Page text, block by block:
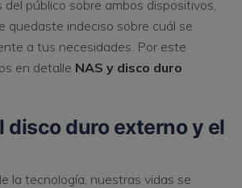
del público sobre ambos dispositivos,
quedaste indeciso sobre cuál se
a tus necesidades. Por este
en detalle NAS y disco duro
disco duro externo y el
la tecnología, nuestras vidas se